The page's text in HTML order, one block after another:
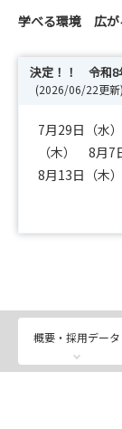
学べる環境 広が
決定！！ 令和8
(2026/06/22更新)
7月29日（水
（木） 8月7
8月13日（木
2025年度イ
なお、参加
きます。
皆さまのご参
※詳細・お申
概要・採用データ